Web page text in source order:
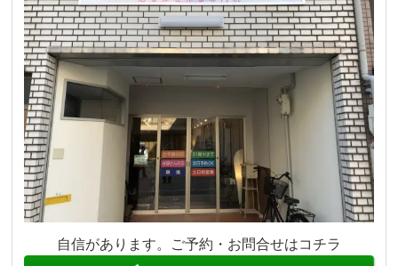
自信があります。ご予約・お問合せはコチラ